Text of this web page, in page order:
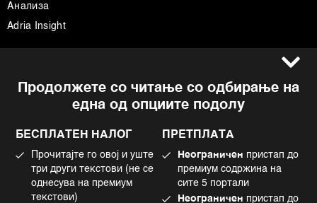
Продолжете со читање со одбирање на
една од опциите подолу
БЕСПЛАТЕН НАЛОГ
Прочитајте го овој и уште
три други текстови (не се
однесува на премиум
текстови)
ПРЕТПЛАТА
Неограничен пристап до
премиум содржина на
сите 5 портали
Неограничен пристап до
Анализа
Adria Insight
Импресум
Политика на приватност
Употреба на вештачка интелигенција
Facebook
Instagram
Tiktok